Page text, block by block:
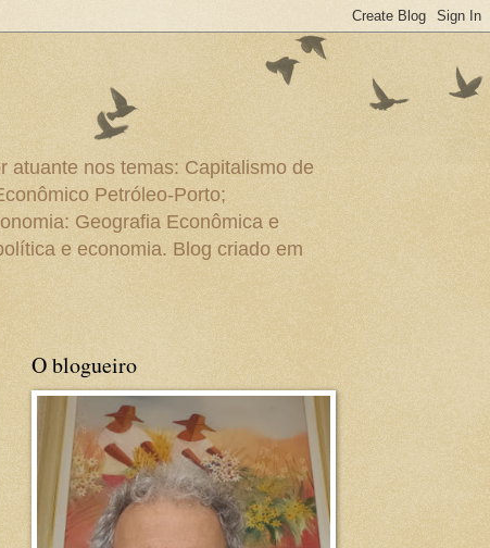
atuante nos temas: Capitalismo de
Petróleo-Porto;
Geografia Econômica e
e economia. Blog criado em
O blogueiro